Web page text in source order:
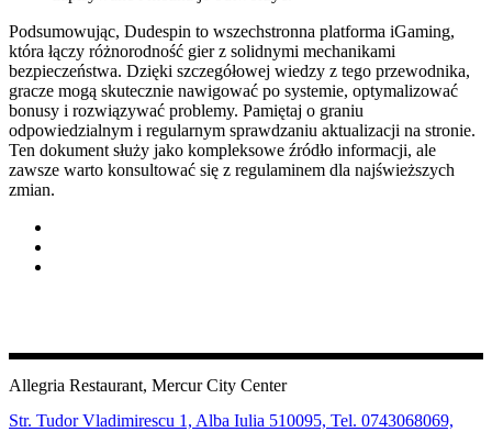
Podsumowując, Dudespin to wszechstronna platforma iGaming,
która łączy różnorodność gier z solidnymi mechanikami
bezpieczeństwa. Dzięki szczegółowej wiedzy z tego przewodnika,
gracze mogą skutecznie nawigować po systemie, optymalizować
bonusy i rozwiązywać problemy. Pamiętaj o graniu
odpowiedzialnym i regularnym sprawdzaniu aktualizacji na stronie.
Ten dokument służy jako kompleksowe źródło informacji, ale
zawsze warto konsultować się z regulaminem dla najświeższych
zmian.
Allegria Restaurant, Mercur City Center
Str. Tudor Vladimirescu 1, Alba Iulia 510095, Tel. 0743068069,